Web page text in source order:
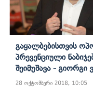
Გაყალბებისთვის
Პრევენციული
Შეიმუშავა - Გიორგი
28 ოქტომბერი 2018, 10:05